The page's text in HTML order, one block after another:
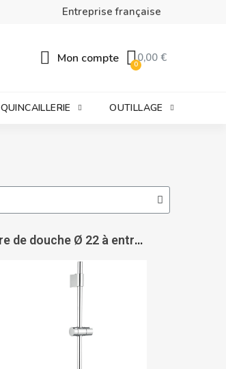
Entreprise française
Mon compte 0,00 €
QUINCAILLERIE OUTILLAGE
Barre de douche Ø 22 à entraxe réglable Infinity Glass avec tablette en verre trempé - DISFLEX